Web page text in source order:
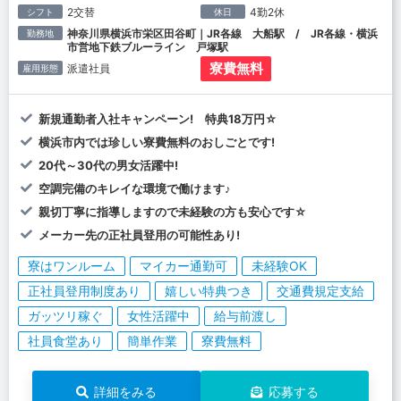
シフト 2交替 休日 4勤2休
勤務地
神奈川県横浜市栄区田谷町｜JR各線 大船駅 / JR各線・横浜
市営地下鉄ブルーライン 戸塚駅
雇用形態 派遣社員 寮費無料
新規通勤者入社キャンペーン! 特典18万円☆
横浜市内では珍しい寮費無料のおしごとです!
20代～30代の男女活躍中!
空調完備のキレイな環境で働けます♪
親切丁寧に指導しますので未経験の方も安心です☆
メーカー先の正社員登用の可能性あり!
寮はワンルーム マイカー通勤可
未経験OK
正社員登用制度あり
嬉しい特典つき
交通費規定支給
ガッツリ稼ぐ
女性活躍中
給与前渡し
社員食堂あり
簡単作業 寮費無料
詳細をみる 応募する